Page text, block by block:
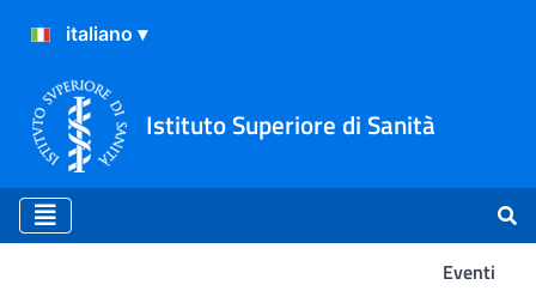
Istituto Superiore di Sanità
Eventi